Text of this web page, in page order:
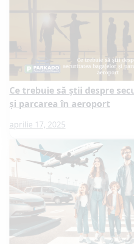
Ce trebuie să știi despre
și parcarea în aeroport
aprilie 17, 2025